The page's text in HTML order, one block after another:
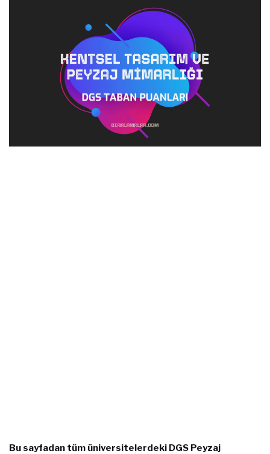
Bu sayfadan tüm üniversitelerdeki DGS Peyzaj